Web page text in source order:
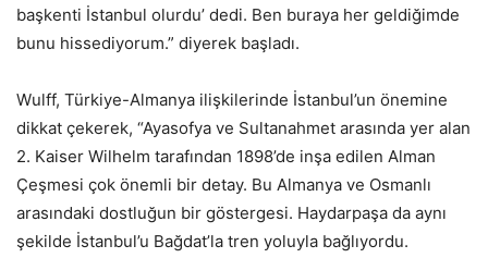
başkenti İstanbul olurdu’ dedi. Ben buraya her geldiğimde
bunu hissediyorum.” diyerek başladı.
Wulff, Türkiye-Almanya ilişkilerinde İstanbul’un önemine
dikkat çekerek, “Ayasofya ve Sultanahmet arasında yer alan
2. Kaiser Wilhelm tarafından 1898’de inşa edilen Alman
Çeşmesi çok önemli bir detay. Bu Almanya ve Osmanlı
arasındaki dostluğun bir göstergesi. Haydarpaşa da aynı
şekilde İstanbul’u Bağdat’la tren yoluyla bağlıyordu.